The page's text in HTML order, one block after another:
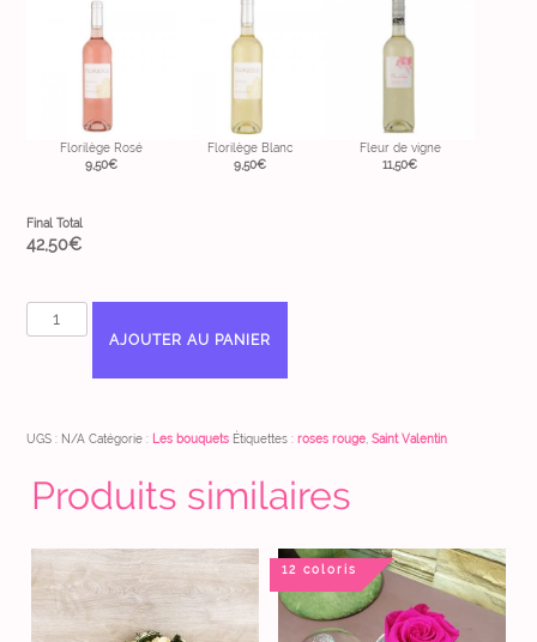
Florilège Rosé
9,50€
Florilège Blanc
9,50€
Fleur de vigne
11,50€
Final Total
42,50€
quantité
AJOUTER AU PANIER
UGS : N/A Catégorie : Les bouquets Étiquettes : roses rouge Saint Valentin
Produits similaires
12 coloris